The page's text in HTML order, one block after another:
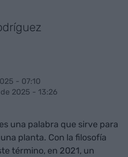
- 07:10
2025 - 13:26
una palabra que sirve para
planta. Con la filosofía
término, en 2021, un